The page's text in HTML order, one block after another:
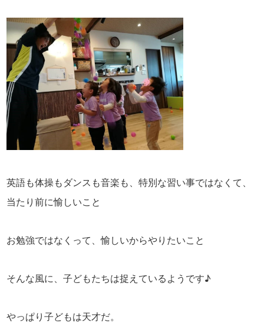
英語も体操もダンスも音楽も、特別な習い事ではなくて、
当たり前に愉しいこと
お勉強ではなくって、愉しいからやりたいこと
そんな風に、子どもたちは捉えているようです♪
やっぱり子どもは天才だ。